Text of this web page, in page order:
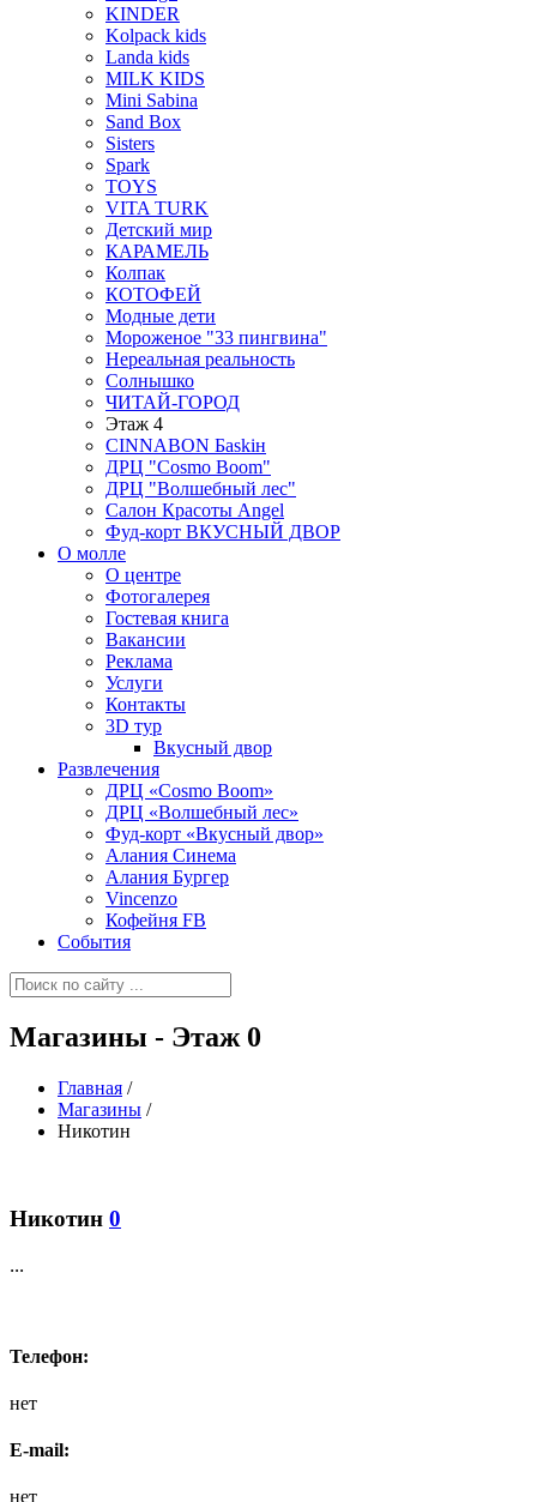
KINDER
Kolpack kids
Landa kids
MILK KIDS
Mini Sabina
Sand Box
Sisters
Spark
TOYS
VITA TURK
Детский мир
КАРАМЕЛЬ
Колпак
КОТОФЕЙ
Модные дети
Мороженое "33 пингвина"
Нереальная реальность
Солнышко
ЧИТАЙ-ГОРОД
Этаж 4
CINNABON Бaskiн
ДРЦ "Cosmo Boom"
ДРЦ "Волшебный лес"
Салон Красоты Angel
Фуд-корт ВКУСНЫЙ ДВОР
О молле
О центре
Фотогалерея
Гостевая книга
Вакансии
Реклама
Услуги
Контакты
3D тур
Вкусный двор
Развлечения
ДРЦ «Cosmo Boom»
ДРЦ «Волшебный лес»
Фуд-корт «Вкусный двор»
Алания Синема
Алания Бургер
Vincenzo
Кофейня FB
События
Магазины - Этаж 0
Главная /
Магазины /
Никотин
Никотин 0
...
Телефон:
нет
E-mail:
нет